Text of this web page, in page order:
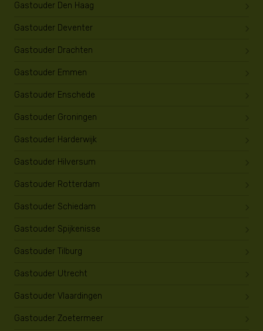
Gastouder Den Haag
Gastouder Deventer
Gastouder Drachten
Gastouder Emmen
Gastouder Enschede
Gastouder Groningen
Gastouder Harderwijk
Gastouder Hilversum
Gastouder Rotterdam
Gastouder Schiedam
Gastouder Spijkenisse
Gastouder Tilburg
Gastouder Utrecht
Gastouder Vlaardingen
Gastouder Zoetermeer